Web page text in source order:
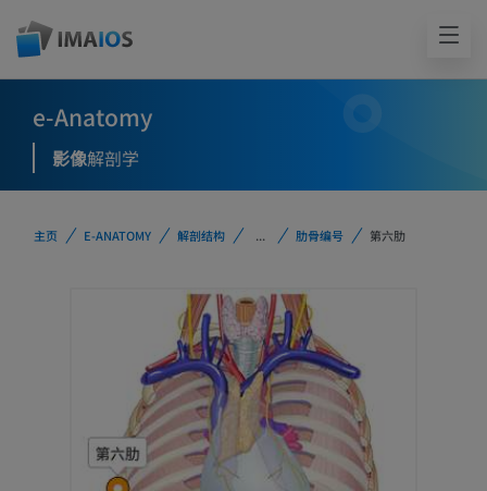
e-Anatomy
影像解剖学
主页 E-ANATOMY 解剖结构 ... 肋骨编号 第六肋